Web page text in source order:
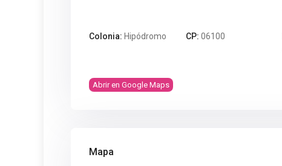
Colonia: Hipódromo CP: 06100
Abrir en Google Maps
Mapa